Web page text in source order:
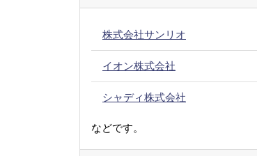
株式会社サンリオ
イオン株式会社
シャディ株式会社
などです。